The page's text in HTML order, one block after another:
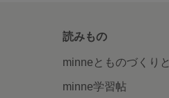
読みもの
minneとものづくりと
minne学習帖